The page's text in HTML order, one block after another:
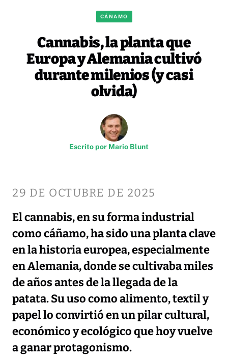
CÁÑAMO
Cannabis, la planta que
Europa y Alemania cultivó
durante milenios (y casi
olvida)
Escrito por Mario Blunt
29 DE OCTUBRE DE 2025
El cannabis, en su forma industrial
como cáñamo, ha sido una planta clave
en la historia europea, especialmente
en Alemania, donde se cultivaba miles
de años antes de la llegada de la
patata. Su uso como alimento, textil y
papel lo convirtió en un pilar cultural,
económico y ecológico que hoy vuelve
a ganar protagonismo.